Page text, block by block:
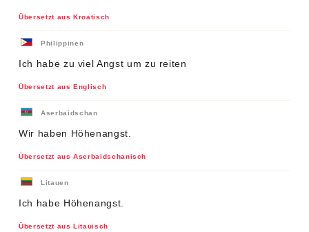
Übersetzt aus Kroatisch
Philippinen
Ich habe zu viel Angst um zu reiten
Übersetzt aus Englisch
Aserbaidschan
Wir haben Höhenangst.
Übersetzt aus Aserbaidschanisch
Litauen
Ich habe Höhenangst.
Übersetzt aus Litauisch